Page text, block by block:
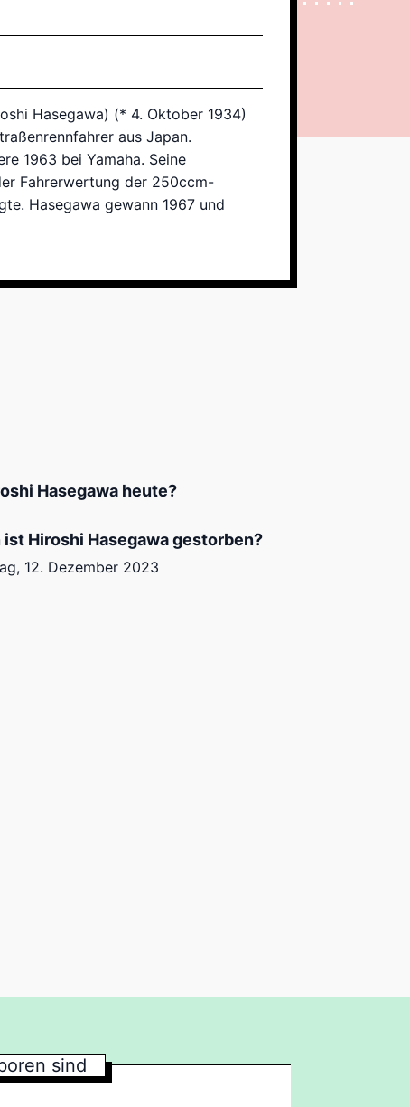
Hasegawa) (* 4. Oktober 1934)
aus Japan.
1963 bei Yamaha. Seine
Fahrerwertung der 250ccm-
Hasegawa gewann 1967 und
Hasegawa heute?
ist Hiroshi Hasegawa gestorben?
12. Dezember 2023
sind